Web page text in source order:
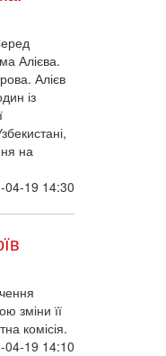
Алієва.
Алієв
із
із
04-19 14:30
зміни її
комісія.
04-19 14:10